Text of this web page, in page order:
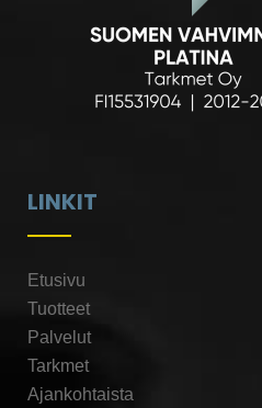
LINKIT
Etusivu
Tuotteet
Palvelut
Tarkmet
Ajankohtaista